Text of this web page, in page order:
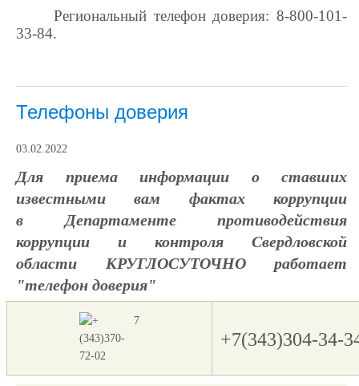
Региональный телефон доверия: 8-800-101-
33-84.
Телефоны доверия
03.02.2022
Для приема информации о ставших
известными вам фактах коррупции
в Департаменте противодействия
коррупции и контроля Свердловской
области КРУГЛОСУТОЧНО работает
"телефон доверия"
+7(343)304-34-